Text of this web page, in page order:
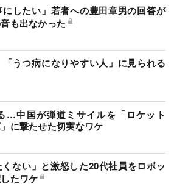
にしたい」若者への豊田章男の回答が
も出なかった
「うつ病になりやすい人」に見られる
…中国が弾道ミサイルを「ロケット
に撃たせた切実なワケ
ない」と激怒した20代社員をロボッ
たワケ